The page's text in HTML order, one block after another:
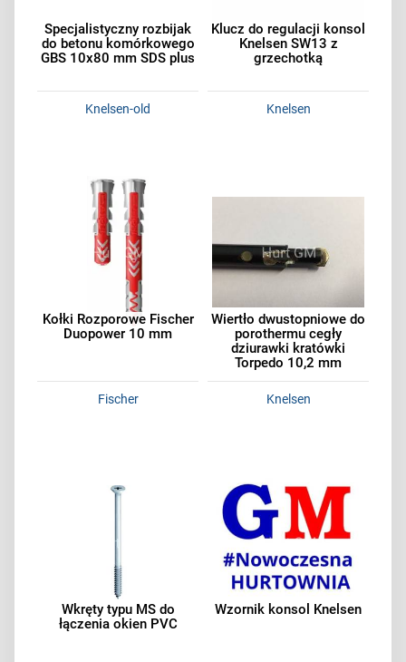
Specjalistyczny rozbijak
do betonu komórkowego
GBS 10x80 mm SDS plus
Knelsen-old
Klucz do regulacji konsol
Knelsen SW13 z
grzechotką
Knelsen
Kołki Rozporowe Fischer
Duopower 10 mm
Fischer
Wiertło dwustopniowe do
porothermu cegły
dziurawki kratówki
Torpedo 10,2 mm
Knelsen
Wkręty typu MS do
łączenia okien PVC
Wzornik konsol Knelsen